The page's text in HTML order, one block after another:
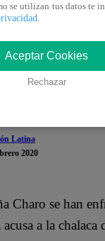
Latina
2020
Charo se han
a la
se utilizan tus datos te
Aceptar Cookies
Rechazar